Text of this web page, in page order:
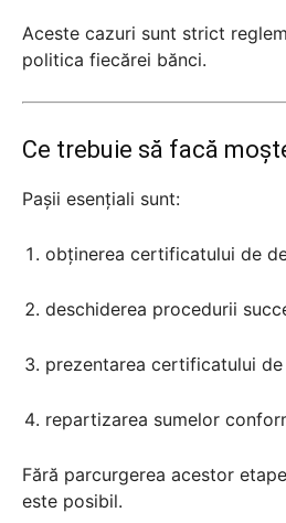
Aceste cazuri sunt strict
politica fiecărei bănci.
Ce trebuie să facă
Pașii esențiali sunt:
obținerea certificatului de
deschiderea procedurii
prezentarea certificatului
repartizarea sumelor
Fără parcurgerea acestor
este posibil.